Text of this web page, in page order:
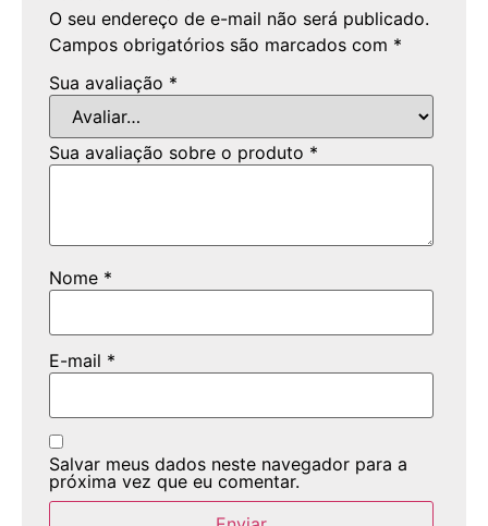
O seu endereço de e-mail não será publicado.
Campos obrigatórios são marcados com *
Sua avaliação *
Sua avaliação sobre o produto *
Nome *
E-mail *
Salvar meus dados neste navegador para a
próxima vez que eu comentar.